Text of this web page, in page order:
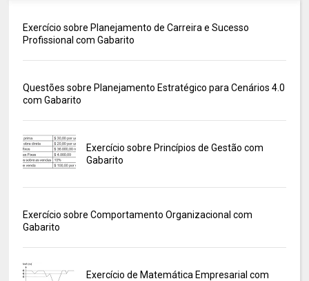
Exercício sobre Planejamento de Carreira e Sucesso
Profissional com Gabarito
Questões sobre Planejamento Estratégico para Cenários 4.0
com Gabarito
Exercício sobre Princípios de Gestão com
Gabarito
Exercício sobre Comportamento Organizacional com
Gabarito
Exercício de Matemática Empresarial com